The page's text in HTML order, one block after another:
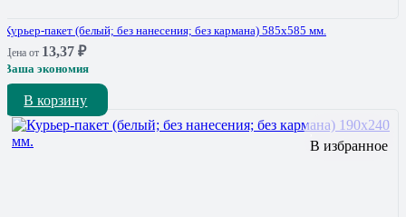
Курьер-пакет (белый; без нанесения; без кармана) 585х585 мм.
Цена от 13,37 ₽
Ваша экономия
В корзину
В избранное